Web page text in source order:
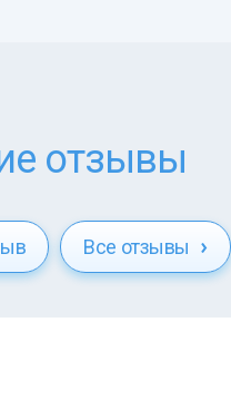
отзывы
Все отзывы